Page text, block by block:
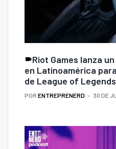
Riot Games lanza
en Latinoamérica
de League of
POR ENTREPRENERD 30 DE